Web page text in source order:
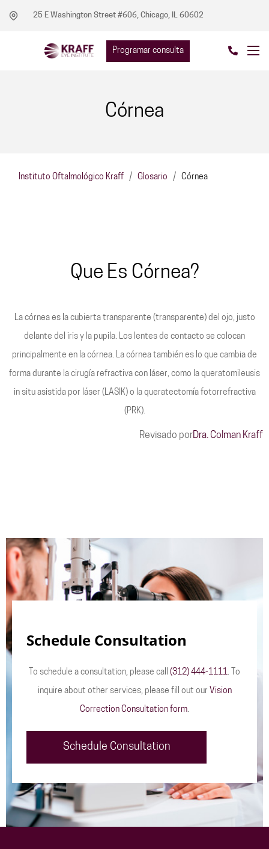
25 E Washington Street #606, Chicago, IL 60602
Programar consulta
Córnea
Instituto Oftalmológico Kraff / Glosario / Córnea
Que Es Córnea?
La córnea es la cubierta transparente (transparente) del ojo, justo
delante del iris y la pupila. Los lentes de contacto se colocan
principalmente en la córnea. La córnea también es lo que cambia de
forma durante la cirugía refractiva con láser, como la queratomileusis
in situ asistida por láser (LASIK) o la queratectomía fotorrefractiva
(PRK).
Revisado porDra. Colman Kraff
Schedule Consultation
To schedule a consultation, please call (312) 444-1111. To
inquire about other services, please fill out our Vision
Correction Consultation form.
Schedule Consultation